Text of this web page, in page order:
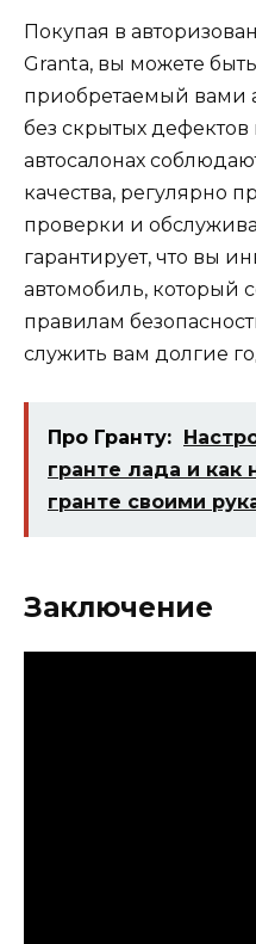
Покупая в
Granta, вы можете
приобретаемый вами
без скрытых
автосалонах
качества, регулярно
проверки и
гарантирует, что вы
автомобиль, который
правилам
служить вам долгие
Про Гранту:
гранте лада и как
гранте своими
Заключение